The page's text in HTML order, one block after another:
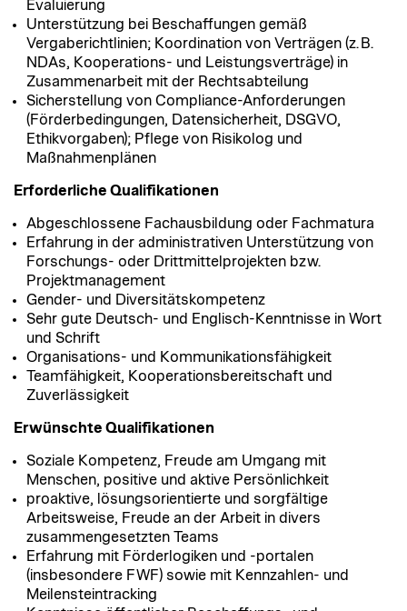
Evaluierung
Unterstützung bei Beschaffungen gemäß
Vergaberichtlinien; Koordination von Verträgen (z. B.
NDAs, Kooperations- und Leistungsverträge) in
Zusammenarbeit mit der Rechtsabteilung
Sicherstellung von Compliance-Anforderungen
(Förderbedingungen, Datensicherheit, DSGVO,
Ethikvorgaben); Pflege von Risikolog und
Maßnahmenplänen
Erforderliche Qualifikationen
Abgeschlossene Fachausbildung oder Fachmatura
Erfahrung in der administrativen Unterstützung von
Forschungs- oder Drittmittelprojekten bzw.
Projektmanagement
Gender- und Diversitätskompetenz
Sehr gute Deutsch- und Englisch-Kenntnisse in Wort
und Schrift
Organisations- und Kommunikationsfähigkeit
Teamfähigkeit, Kooperationsbereitschaft und
Zuverlässigkeit
Erwünschte Qualifikationen
Soziale Kompetenz, Freude am Umgang mit
Menschen, positive und aktive Persönlichkeit
proaktive, lösungsorientierte und sorgfältige
Arbeitsweise, Freude an der Arbeit in divers
zusammengesetzten Teams
Erfahrung mit Förderlogiken und -portalen
(insbesondere FWF) sowie mit Kennzahlen- und
Meilensteintracking